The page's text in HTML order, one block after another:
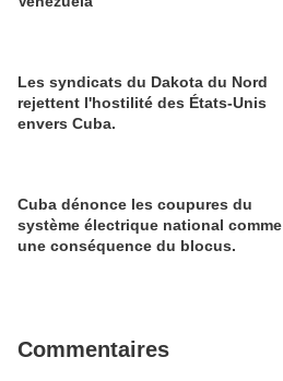
Les syndicats du Dakota du Nord
rejettent l'hostilité des États-Unis
envers Cuba.
Cuba dénonce les coupures du
système électrique national comme
une conséquence du blocus.
Commentaires